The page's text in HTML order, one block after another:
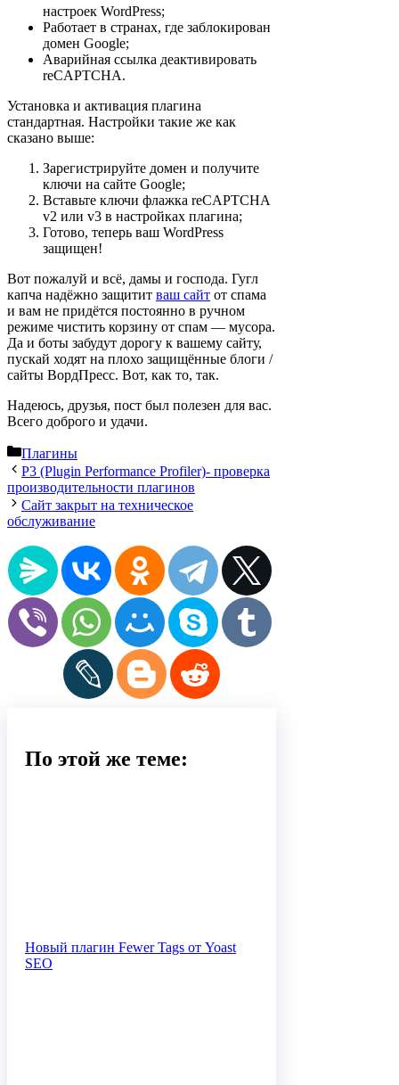
настроек WordPress;
Работает в странах, где заблокирован
домен Google;
Аварийная ссылка деактивировать
reCAPTCHA.
Установка и активация плагина
стандартная. Настройки такие же как
сказано выше:
Зарегистрируйте домен и получите
ключи на сайте Google;
Вставьте ключи флажка reCAPTCHA
v2 или v3 в настройках плагина;
Готово, теперь ваш WordPress
защищен!
Вот пожалуй и всё, дамы и господа. Гугл
капча надёжно защитит ваш сайт от спама
и вам не придётся постоянно в ручном
режиме чистить корзину от спам — мусора.
Да и боты забудут дорогу к вашему сайту,
пускай ходят на плохо защищённые блоги /
сайты ВордПресс. Вот, как то, так.
Надеюсь, друзья, пост был полезен для вас.
Всего доброго и удачи.
Рубрики
Плагины
P3 (Plugin Performance Profiler)- проверка
производительности плагинов
Сайт закрыт на техническое
обслуживание
По этой же теме:
Новый плагин Fewer Tags от Yoast
SEO